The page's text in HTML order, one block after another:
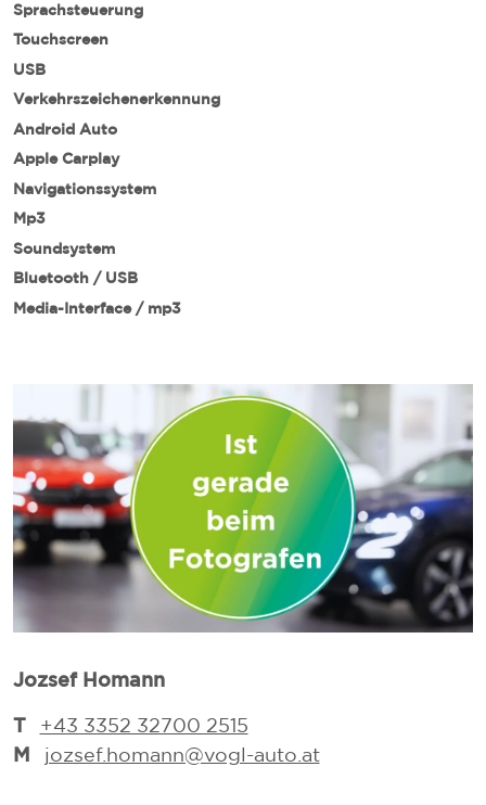
Sprachsteuerung
Touchscreen
USB
Verkehrszeichenerkennung
Android Auto
Apple Carplay
Navigationssystem
Mp3
Soundsystem
Bluetooth / USB
Media-Interface / mp3
Jozsef Homann
T +43 3352 32700 2515
M jozsef.homann@vogl-auto.at